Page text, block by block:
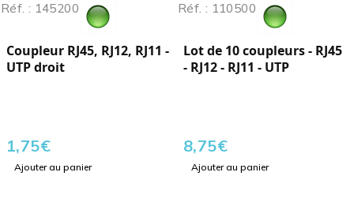
Réf. : 145200
Coupleur RJ45, RJ12, RJ11 -
UTP droit
1,75€
Ajouter au panier
Réf. : 110500
Lot de 10 coupleurs - RJ45
- RJ12 - RJ11 - UTP
8,75€
Ajouter au panier